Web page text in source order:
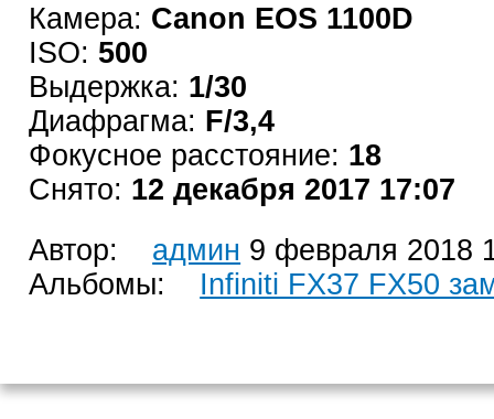
Камера: Canon EOS 1100D
ISO: 500
Выдержка: 1/30
Диафрагма: F/3,4
Фокусное расстояние: 18
Снято: 12 декабря 2017 17:07
Автор:
админ 9 февраля 2018
Альбомы:
Infiniti FX37 FX50